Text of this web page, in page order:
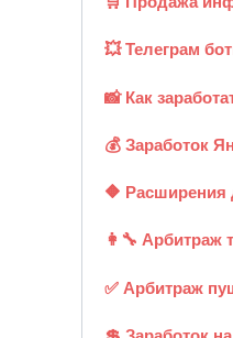
💥 Телеграм
📸 Как
💰 Заработок
🔶 Расширения
👩‍🔧 Арбитраж
✅ Арбитраж